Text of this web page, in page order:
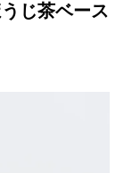
じ茶ベース